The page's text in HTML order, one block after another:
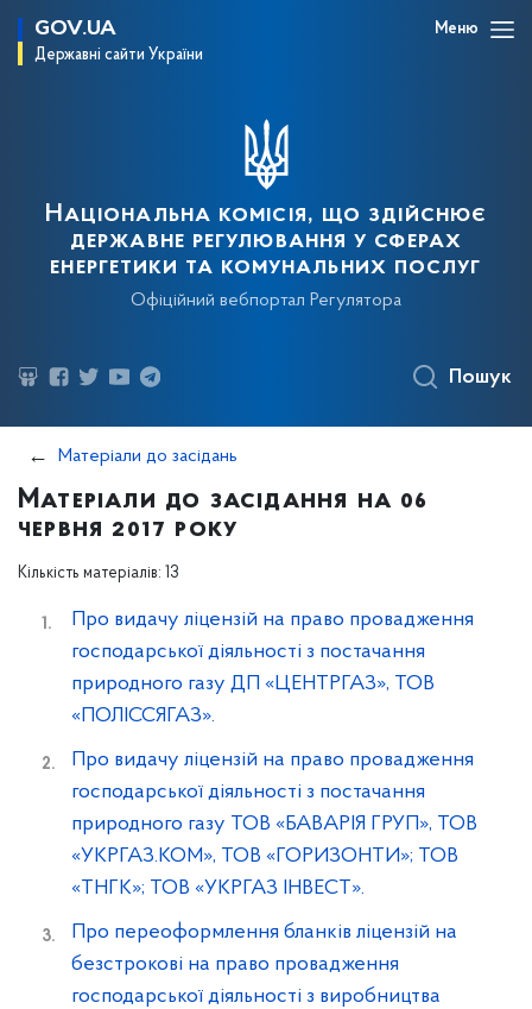
GOV.UA
Державні сайти України
Меню
Національна комісія, що здійснює
державне регулювання у сферах
енергетики та комунальних послуг
Офіційний вебпортал Регулятора
Пошук
Матеріали до засідань
Матеріали до засідання на 06
червня 2017 року
Кількість матеріалів: 13
Про видачу ліцензій на право провадження
господарської діяльності з постачання
природного газу ДП «ЦЕНТРГАЗ», ТОВ
«ПОЛІССЯГАЗ».
Про видачу ліцензій на право провадження
господарської діяльності з постачання
природного газу ТОВ «БАВАРІЯ ГРУП», ТОВ
«УКРГАЗ.КОМ», ТОВ «ГОРИЗОНТИ»; ТОВ
«ТНГК»; ТОВ «УКРГАЗ ІНВЕСТ».
Про переоформлення бланків ліцензій на
безстрокові на право провадження
господарської діяльності з виробництва